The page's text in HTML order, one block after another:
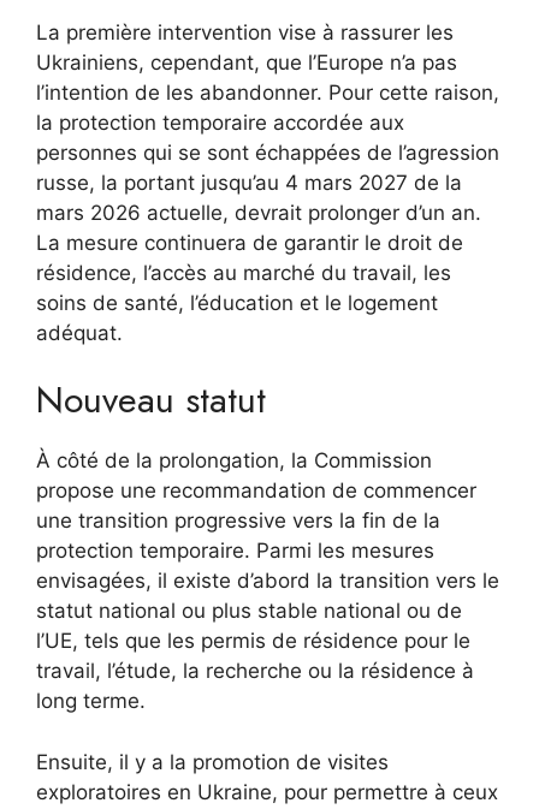
La première intervention vise à rassurer les
Ukrainiens, cependant, que l’Europe n’a pas
l’intention de les abandonner. Pour cette raison,
la protection temporaire accordée aux
personnes qui se sont échappées de l’agression
russe, la portant jusqu’au 4 mars 2027 de la
mars 2026 actuelle, devrait prolonger d’un an.
La mesure continuera de garantir le droit de
résidence, l’accès au marché du travail, les
soins de santé, l’éducation et le logement
adéquat.
Nouveau statut
À côté de la prolongation, la Commission
propose une recommandation de commencer
une transition progressive vers la fin de la
protection temporaire. Parmi les mesures
envisagées, il existe d’abord la transition vers le
statut national ou plus stable national ou de
l’UE, tels que les permis de résidence pour le
travail, l’étude, la recherche ou la résidence à
long terme.
Ensuite, il y a la promotion de visites
exploratoires en Ukraine, pour permettre à ceux